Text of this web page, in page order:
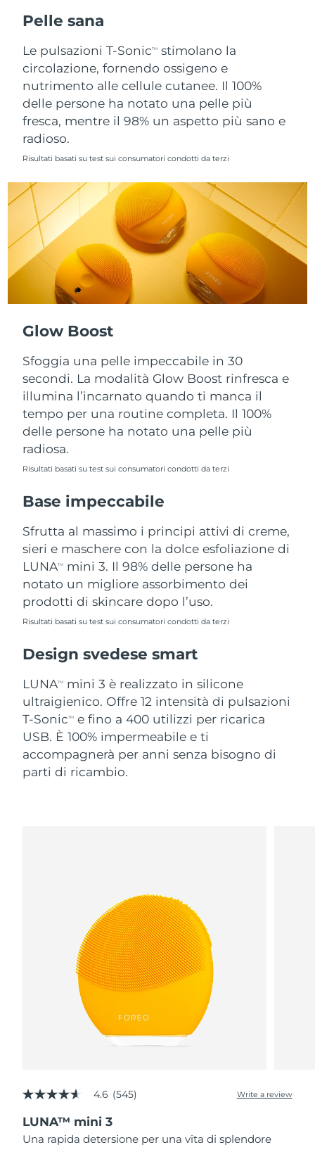
Pelle sana
Le pulsazioni T-SonicTM
stimolano la
circolazione, fornendo ossigeno e
nutrimento alle cellule cutanee. Il 100%
delle persone ha notato una pelle più
fresca, mentre il 98% un aspetto più sano e
radioso.
Risultati basati su test sui consumatori condotti da terzi
Glow Boost
Sfoggia una pelle impeccabile in 30
secondi. La modalità Glow Boost rinfresca e
illumina l’incarnato quando ti manca il
tempo per una routine completa. Il 100%
delle persone ha notato una pelle più
radiosa.
Risultati basati su test sui consumatori condotti da terzi
Base impeccabile
Sfrutta al massimo i principi attivi di creme,
sieri e maschere con la dolce esfoliazione di
LUNATM
mini 3. Il 98% delle persone ha
notato un migliore assorbimento dei
prodotti di skincare dopo l’uso.
Risultati basati su test sui consumatori condotti da terzi
Design svedese smart
LUNATM
mini 3 è realizzato in silicone
ultraigienico. Offre 12 intensità di pulsazioni
T-SonicTM
e fino a 400 utilizzi per ricarica
USB. È 100% impermeabile e ti
accompagnerà per anni senza bisogno di
parti di ricambio.
4.6
of
5
stars,
4.6 (545) Write a review
LUNA™ mini 3
Una rapida detersione per una vita di splendore
Slovacchia
Slovenia Consegna stimata
Sudafrica
Corea del Sud Consegna stimata8/10/26
Spagna Consegna stimata
Svezia Consegna stimata
Svizzera Consegna stimata 8/8/26
Taiwan Consegna stimata8/13/26
Thailandia Consegna stimata8/12/26
Turchia
Emirati Arabi Uniti Consegna stimata
Regno Unito Consegna stimata
Stati Uniti Consegna stimata
Vietnam